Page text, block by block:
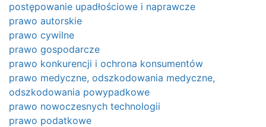
postępowanie upadłościowe i naprawcze
prawo autorskie
prawo cywilne
prawo gospodarcze
prawo konkurencji i ochrona konsumentów
prawo medyczne, odszkodowania medyczne,
odszkodowania powypadkowe
prawo nowoczesnych technologii
prawo podatkowe